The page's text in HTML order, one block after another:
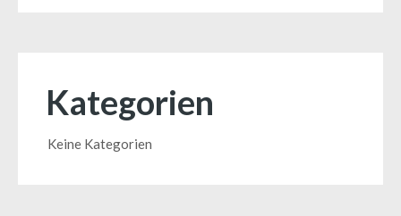
Kategorien
Keine Kategorien